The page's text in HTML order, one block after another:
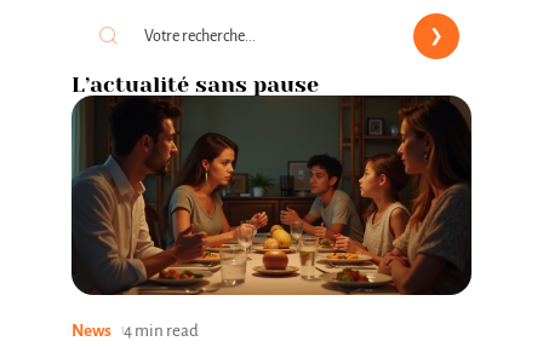
L’actualité sans pause
News 4 min read